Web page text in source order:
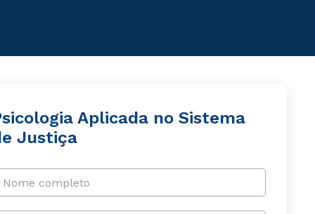
Aplicada no Sistema
Justiça
Nome completo